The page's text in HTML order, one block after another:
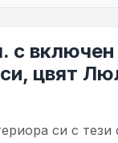
с
цвят
си с тези